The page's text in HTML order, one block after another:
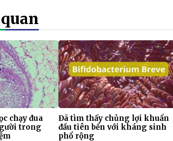
chạy đua
trong
Đã tìm thấy chủng lợi khuẩn
đầu tiên bền với kháng sinh
phổ rộng